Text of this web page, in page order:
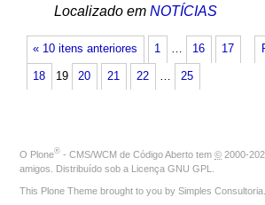
Localizado em NOTÍCIAS
« 10 itens anteriores 1 … 16 17
18 19 20 21 22 … 25
O Plone® - CMS/WCM de Código Aberto tem © 2000-
amigos. Distribuído sob a Licença GNU GPL
This Plone Theme brought to you by Simples Consultoria